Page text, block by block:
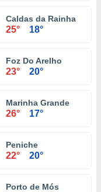
Caldas da Rainha
25° 18°
Foz Do Arelho
23° 20°
Marinha Grande
26° 17°
Peniche
22° 20°
Porto de Mós